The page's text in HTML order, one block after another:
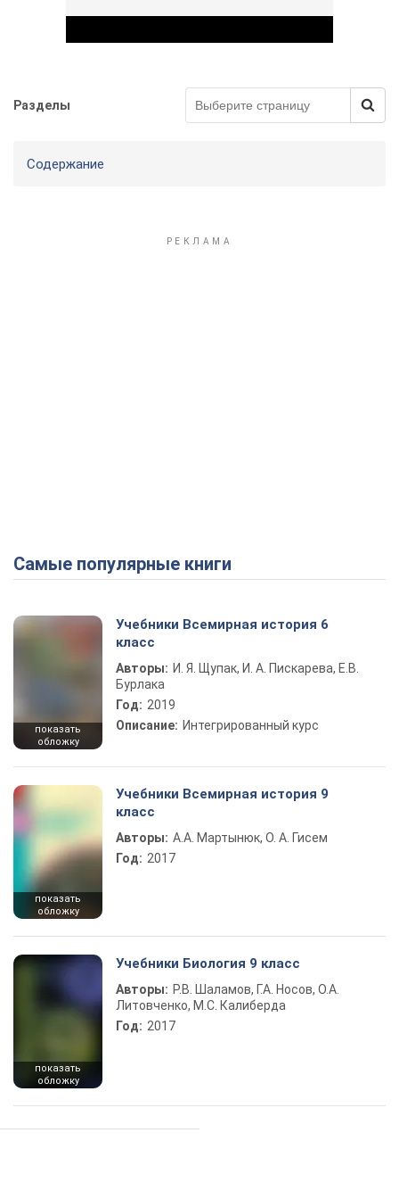
Разделы
Содержание
Самые популярные книги
показать
обложку
Учебники Всемирная история 6
класс
Авторы: И. Я. Щупак, И. А. Пискарева, Е.В.
Бурлака
Год: 2019
Описание: Интегрированный курс
показать
обложку
Учебники Всемирная история 9
класс
Авторы: А.А. Мартынюк, О. А. Гисем
Год: 2017
показать
обложку
Учебники Биология 9 класс
Авторы: Р.В. Шаламов, Г.А. Носов, О.А.
Литовченко, М.С. Калиберда
Год: 2017